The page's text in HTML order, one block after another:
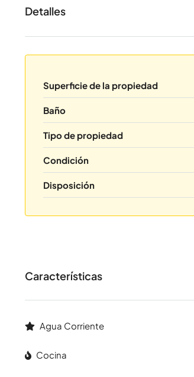
Detalles
Superficie de la propiedad
Baño
Tipo de propiedad
Condición
Disposición
Características
Agua Corriente
Cocina